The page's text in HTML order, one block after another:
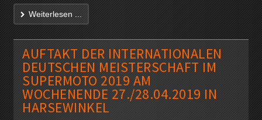
Weiterlesen ...
AUFTAKT DER INTERNATIONALEN
DEUTSCHEN MEISTERSCHAFT IM
SUPERMOTO 2019 AM
WOCHENENDE 27./28.04.2019 IN
HARSEWINKEL